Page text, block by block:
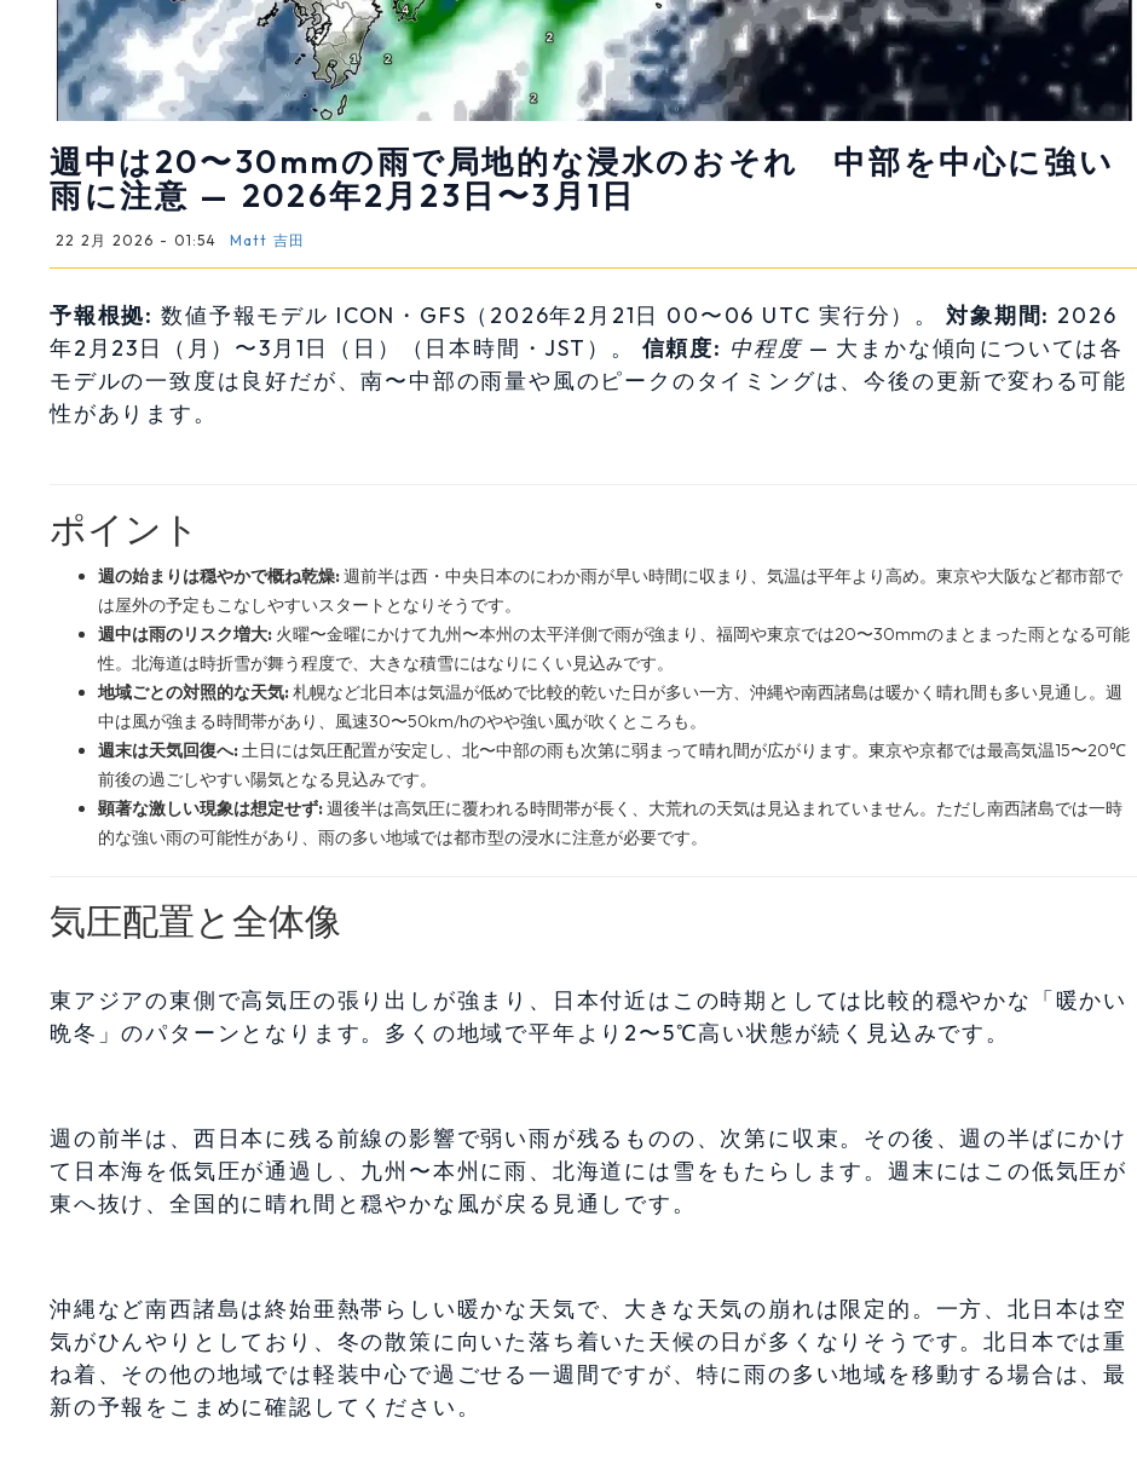
週中は20〜30mmの雨で局地的な浸水のおそれ 中部を中心に強い
雨に注意 — 2026年2月23日〜3月1日
22 2月 2026 - 01:54 Matt 吉田
予報根拠: 数値予報モデル ICON・GFS（2026年2月21日 00〜06 UTC 実行分）。対象期間: 2026
年2月23日（月）〜3月1日（日）（日本時間・JST）。 信頼度: 中程度— 大まかな傾向については各
モデルの一致度は良好だが、南〜中部の雨量や風のピークのタイミングは、今後の更新で変わる可能
性があります。
ポイント
週の始まりは穏やかで概ね乾燥:週前半は西・中央日本のにわか雨が早い時間に収まり、気温は平年より高め。東京や大阪など都市部で
は屋外の予定もこなしやすいスタートとなりそうです。
週中は雨のリスク増大: 火曜〜金曜にかけて九州〜本州の太平洋側で雨が強まり、福岡や東京では20〜30mmのまとまった雨となる可能
性。北海道は時折雪が舞う程度で、大きな積雪にはなりにくい見込みです。
地域ごとの対照的な天気:札幌など北日本は気温が低めで比較的乾いた日が多い一方、沖縄や南西諸島は暖かく晴れ間も多い見通し。週
中は風が強まる時間帯があり、風速30〜50km/hのやや強い風が吹くところも。
週末は天気回復へ:土日には気圧配置が安定し、北〜中部の雨も次第に弱まって晴れ間が広がります。東京や京都では最高気温15〜20℃
前後の過ごしやすい陽気となる見込みです。
顕著な激しい現象は想定せず:週後半は高気圧に覆われる時間帯が長く、大荒れの天気は見込まれていません。ただし南西諸島では一時
的な強い雨の可能性があり、雨の多い地域では都市型の浸水に注意が必要です。
気圧配置と全体像
東アジアの東側で高気圧の張り出しが強まり、日本付近はこの時期としては比較的穏やかな「暖かい
晩冬」のパターンとなります。多くの地域で平年より2〜5℃高い状態が続く見込みです。
週の前半は、西日本に残る前線の影響で弱い雨が残るものの、次第に収束。その後、週の半ばにかけ
て日本海を低気圧が通過し、九州〜本州に雨、北海道には雪をもたらします。週末にはこの低気圧が
東へ抜け、全国的に晴れ間と穏やかな風が戻る見通しです。
沖縄など南西諸島は終始亜熱帯らしい暖かな天気で、大きな天気の崩れは限定的。一方、北日本は空
気がひんやりとしており、冬の散策に向いた落ち着いた天候の日が多くなりそうです。北日本では重
ね着、その他の地域では軽装中心で過ごせる一週間ですが、特に雨の多い地域を移動する場合は、最
新の予報をこまめに確認してください。